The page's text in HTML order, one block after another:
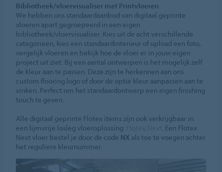
Bibliotheek/vloervisualiser met Printvloeren
We hebben ons standaardaanbod van digitaal geprinte
vloeren apart gegroepeerd in een eigen
bibliotheek/vloervisualiser. Kies uit de acht verschillende
categorieën, kies een standaardinterieur of upload een foto,
vergelijk vloeren en bekijk hoe de vloer er in jouw eigen
project uit ziet. Bij een aantal ontwerpen is het mogelijk zelf
de kleur aan te passen. Deze zijn te herkennen aan ons
custom flooring logo of door de optie kleur aanpassen aan te
vinken. Perfect om het standaardontwerp een eigen finishing
touch te geven.
Alle digitaal geprinte Flotex items zijn ook verkrijgbaar in
een lijmvrije losleg vloeroplossing:
. Een Flotex
Next vloer bestel je door de code NX als toe te voegen achter
het reguliere kleurnummer.